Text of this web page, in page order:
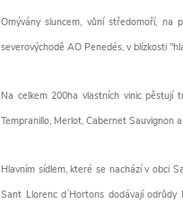
Omývány sluncem, vůní středomoří, na
severovýchodě AO Penedés, v blízkosti
Na celkem 200ha vlastních vinic pěstují
Tempranillo, Merlot, Cabernet Sauvignon
Hlavním sídlem, které se nachází v obci
Sant Llorenc d´Hortons dodávají